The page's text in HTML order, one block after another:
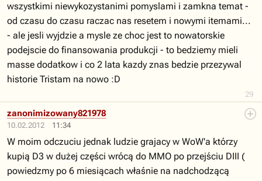
29
wszystkimi niewykozystanimi pomyslami i zamkna temat -
od czasu do czasu raczac nas resetem i nowymi itemami...
- ale jesli wyjdzie a mysle ze choc jest to nowatorskie
podejscie do finansowania produkcji - to bedziemy mieli
masse dodatkow i co 2 lata kazdy znas bedzie przezywal
historie Tristam na nowo :D
10.02.2012 11:34
zanonimizowany821978
W moim odczuciu jednak ludzie grajacy w WoW'a którzy
kupią D3 w dużej części wrócą do MMO po przejściu DIII (
powiedzmy po 6 miesiącach właśnie na nadchodzącą